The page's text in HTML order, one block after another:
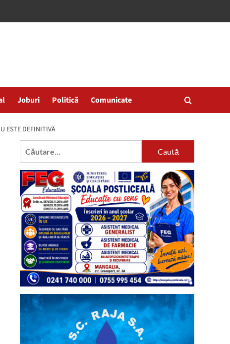
Joburi Politică Comunicate
ESTE DEFINITIVĂ
Caută